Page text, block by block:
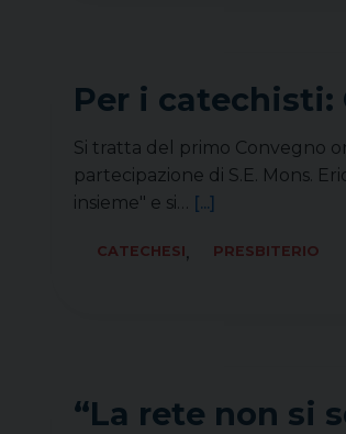
Per i catechisti:
Si tratta del primo Convegno
partecipazione di S.E. Mons.
insieme" e si… [...]
CATECHESI,
PRESBITERIO
“La rete non si